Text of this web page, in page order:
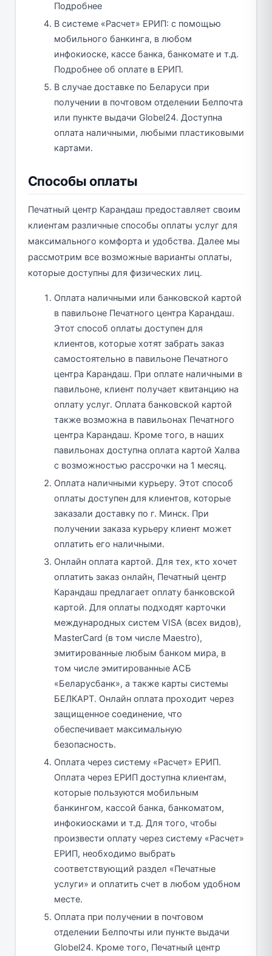
Подробнее
В системе «Расчет» ЕРИП: с помощью
мобильного банкинга, в любом
инфокиоске, кассе банка, банкомате и т.д.
Подробнее об оплате в ЕРИП.
В случае доставке по Беларуси при
получении в почтовом отделении Белпочта
или пункте выдачи Globel24. Доступна
оплата наличными, любыми пластиковыми
картами.
Способы оплаты
Печатный центр Карандаш предоставляет своим
клиентам различные способы оплаты услуг для
максимального комфорта и удобства. Далее мы
рассмотрим все возможные варианты оплаты,
которые доступны для физических лиц.
Оплата наличными или банковской картой
в павильоне Печатного центра Карандаш.
Этот способ оплаты доступен для
клиентов, которые хотят забрать заказ
самостоятельно в павильоне Печатного
центра Карандаш. При оплате наличными в
павильоне, клиент получает квитанцию на
оплату услуг. Оплата банковской картой
также возможна в павильонах Печатного
центра Карандаш. Кроме того, в наших
павильонах доступна оплата картой Халва
с возможностью рассрочки на 1 месяц.
Оплата наличными курьеру. Этот способ
оплаты доступен для клиентов, которые
заказали доставку по г. Минск. При
получении заказа курьеру клиент может
оплатить его наличными.
Онлайн оплата картой. Для тех, кто хочет
оплатить заказ онлайн, Печатный центр
Карандаш предлагает оплату банковской
картой. Для оплаты подходят карточки
международных систем VISA (всех видов),
MasterCard (в том числе Maestro),
эмитированные любым банком мира, в
том числе эмитированные АСБ
«Беларусбанк», а также карты системы
БЕЛКАРТ. Онлайн оплата проходит через
защищенное соединение, что
обеспечивает максимальную
безопасность.
Оплата через систему «Расчет» ЕРИП.
Оплата через ЕРИП доступна клиентам,
которые пользуются мобильным
банкингом, кассой банка, банкоматом,
инфокиосками и т.д. Для того, чтобы
произвести оплату через систему «Расчет»
ЕРИП, необходимо выбрать
соответствующий раздел «Печатные
услуги» и оплатить счет в любом удобном
месте.
Оплата при получении в почтовом
отделении Белпочты или пункте выдачи
Globel24. Кроме того, Печатный центр